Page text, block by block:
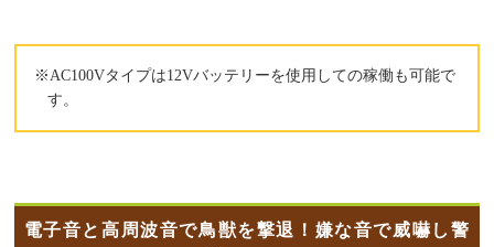
※AC100Vタイプは12Vバッテリーを使用しての稼働も可能で
す。
電子音と高周波音で鳥獣を撃退！嫌な音で威嚇し警